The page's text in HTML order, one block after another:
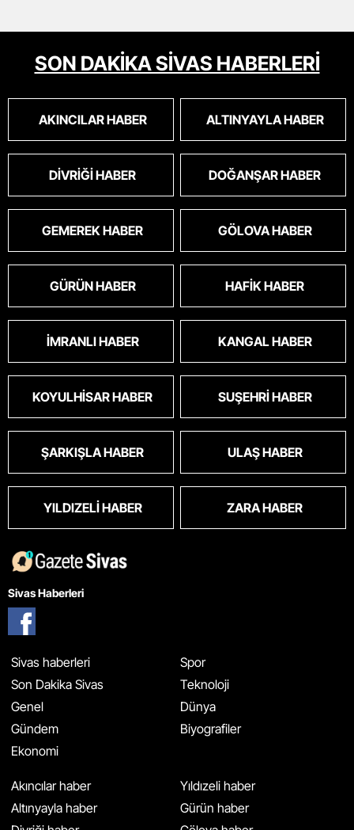
SON DAKİKA SİVAS HABERLERİ
AKINCILAR HABER ALTINYAYLA HABER
DIVRIĞI HABER DOĞANŞAR HABER
GEMEREK HABER GÖLOVA HABER
GÜRÜN HABER HAFIK HABER
İMRANLI HABER KANGAL HABER
KOYULHISAR HABER SUŞEHRI HABER
ŞARKIŞLA HABER ULAŞ HABER
YILDIZELI HABER ZARA HABER
Sivas Haberleri
Sivas haberleri
Son Dakika Sivas
Genel
Gündem
Ekonomi
Spor
Teknoloji
Dünya
Biyografiler
Akıncılar haber
Altınyayla haber
Yıldızeli haber
Gürün haber